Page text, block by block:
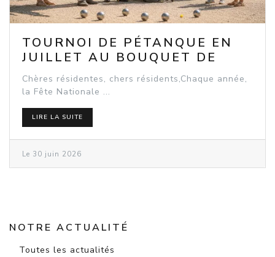
TOURNOI DE PÉTANQUE EN
JUILLET AU BOUQUET DE
SEEBACH
Chères résidentes, chers résidents,Chaque année,
la Fête Nationale ...
LIRE LA SUITE
Le 30 juin 2026
NOTRE ACTUALITÉ
Toutes les actualités